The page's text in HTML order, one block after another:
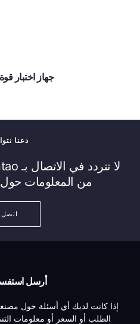
جهاز اختبار
دعنا
من المعلومات حول
اتصل
أرسل
إذا كانت لديك أي أسئلة حول
الطلب أو السعر أو معلومات